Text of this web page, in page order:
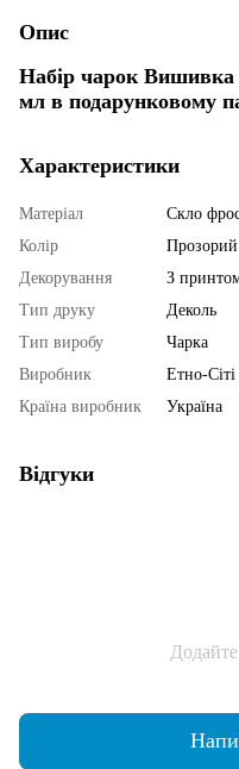
Опис
Набір чарок Вишивка
мл в подарунковому
Характеристики
Матеріал
Скло
Колір
Прозорий
Декорування
З
Тип друку
Деколь
Тип виробу
Чарка
Виробник
Етно-Сіті
Країна виробник
Україна
Відгуки